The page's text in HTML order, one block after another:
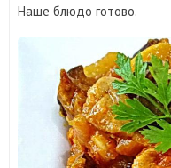
Наше блюдо готово.